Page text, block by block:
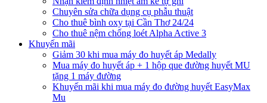
Chuyên sửa chữa dụng cụ phẫu thuật
Cho thuê bình oxy tại Cần Thơ 24/24
Cho thuê nệm chống loét Alpha Active 3
Khuyến mãi
Giảm 30 khi mua máy đo huyết áp Medally
Mua máy đo huyết áp + 1 hộp que đường huyết MU
tặng 1 máy đường
Khuyến mãi khi mua máy đo đường huyết EasyMax
Mu